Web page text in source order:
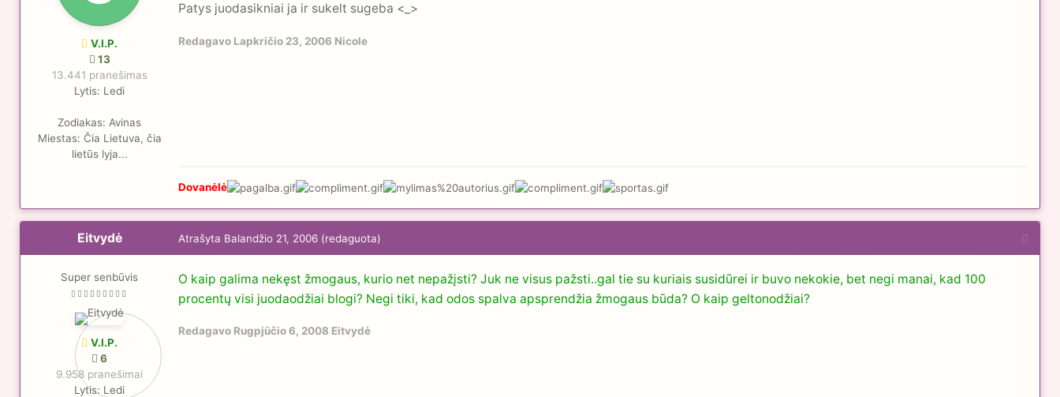
V.I.P.
13
13.441 pranešimas
Lytis: Ledi
Zodiakas: Avinas
Miestas: Čia Lietuva, čia
lietūs lyja...
Patys juodasikniai ja ir sukelt sugeba <_>
Redagavo Lapkričio 23, 2006 Nicole
Dovanėlė
Eitvydė
Super senbūvis
V.I.P.
6
9.958 pranešimai
Lytis: Ledi
Atrašyta Balandžio 21, 2006 (redaguota)
O kaip galima nekęst žmogaus, kurio net nepažįsti? Juk ne visus pažsti..gal tie su kuriais susidūrei ir buvo nekokie, bet negi manai, kad 100
procentų visi juodaodžiai blogi? Negi tiki, kad odos spalva apsprendžia žmogaus būda? O kaip geltonodžiai?
Redagavo Rugpjūčio 6, 2008 Eitvydė